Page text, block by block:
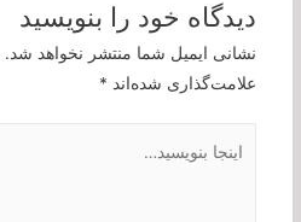
دیدگاه‌ خود را بنویسید
نشانی ایمیل شما منتشر نخواهد شد.
علامت‌گذاری شده‌اند *
بنویسید…